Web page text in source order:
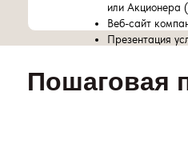
или Акционера
Веб-сайт
Презентация
Пошаговая